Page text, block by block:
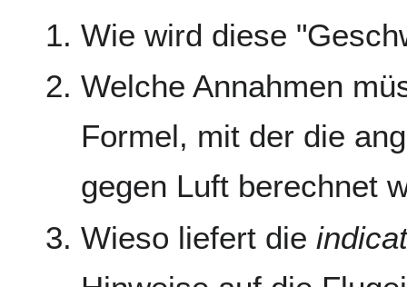
Wie wird diese
Welche Annahmen
Formel, mit der die
gegen Luft berechnet
Wieso liefert die